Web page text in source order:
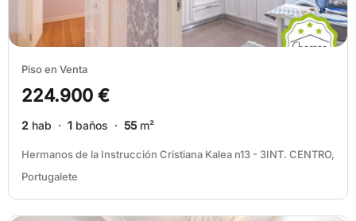
Piso en Venta
224.900 €
2 hab · 1 baños · 55m²
Hermanos de la Instrucción Cristiana Kalea n13 - 3INT. CENTRO,
Portugalete